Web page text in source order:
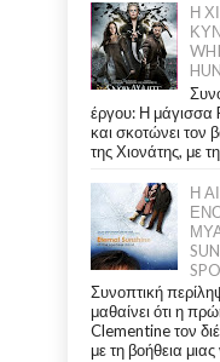
Η
έργου: Η μάγισσα
και σκοτώνει τον
της Χιονάτης, με
Η
Συνοπτική
μαθαίνει ότι η
Clementine τον
με τη βοήθεια